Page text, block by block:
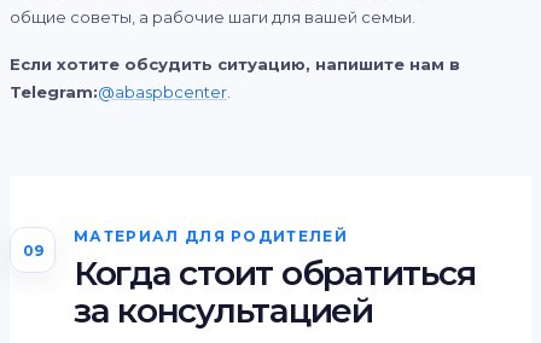
общие советы, а рабочие шаги для вашей семьи.
Если хотите обсудить ситуацию, напишите нам в
Telegram:@abaspbcenter
09
МАТЕРИАЛ ДЛЯ РОДИТЕЛЕЙ
Когда стоит обратиться
за консультацией